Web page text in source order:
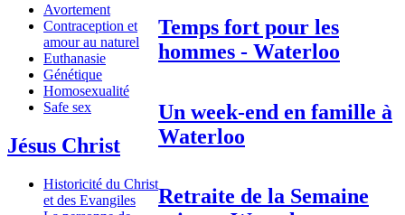
Avortement
Contraception et
amour au naturel
Euthanasie
Génétique
Homosexualité
Safe sex
Jésus Christ
Historicité du Christ
et des Evangiles
Temps fort pour les
hommes - Waterloo
Un week-end en famille à
Waterloo
Retraite de la Semaine